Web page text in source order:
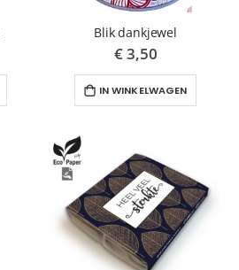
Blik dankjewel
€ 3,50
IN WINKELWAGEN